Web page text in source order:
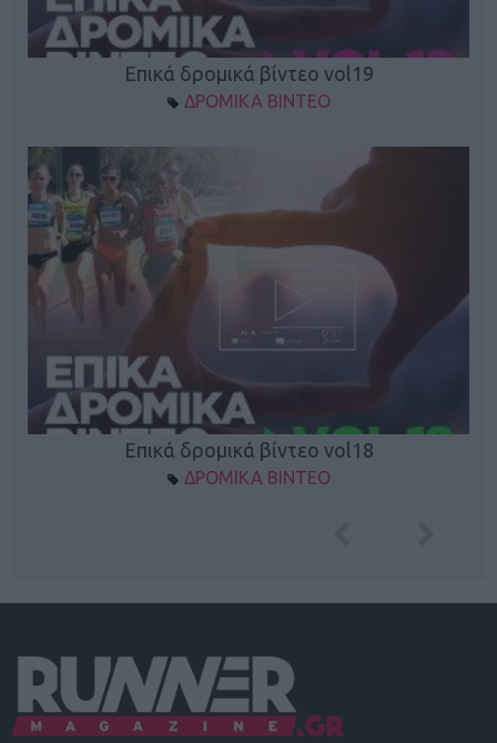
Επικά δρομικά βίντεο vol19
ΔΡΟΜΙΚΑ ΒΙΝΤΕΟ
Επικά δρομικά βίντεο vol18
ΔΡΟΜΙΚΑ ΒΙΝΤΕΟ